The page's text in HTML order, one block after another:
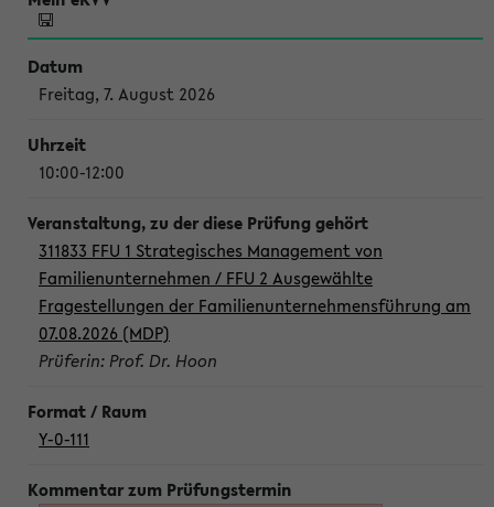
Freitag, 7. August 2026
10:00-12:00
311833 FFU 1 Strategisches Management von
Familienunternehmen / FFU 2 Ausgewählte
Fragestellungen der Familienunternehmensführung am
07.08.2026 (MDP)
Prüferin: Prof. Dr. Hoon
Y-0-111